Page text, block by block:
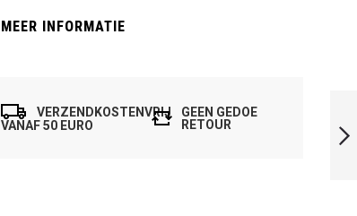
RACKETBAG TOP
MEER INFORMATIE
VERZENDKOSTENVRIJ
VANAF 50 EURO
GEEN GEDOE
RETOUR